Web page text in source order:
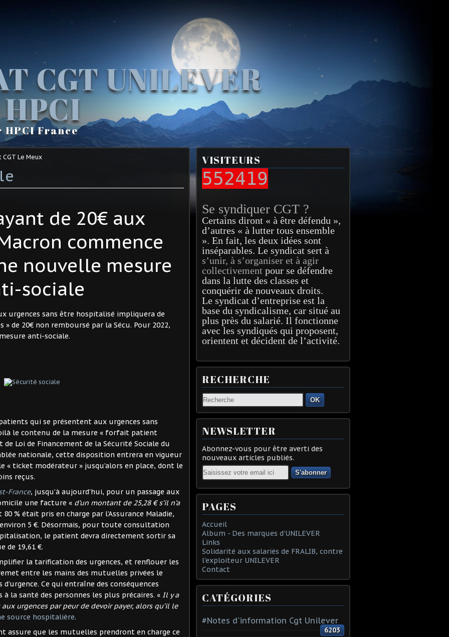
CGT UNILEVER
HPCI France
CGT Le Meux
de 20€ aux
commence
nouvelle mesure
sociale
urgences sans être hospitalisé impliquera de
de 20€ non remboursé par la Sécu. Pour 2022,
anti-sociale.
qui se présentent aux urgences sans
le contenu de la mesure « forfait patient
Loi de Financement de la Sécurité Sociale du
nationale, cette disposition entrera en vigueur
« ticket modérateur » jusqu’alors en place, dont le
reçus.
France, jusqu’à aujourd’hui, pour un passage aux
une facture « d’un montant de 25,28 € s’il n’a
% était pris en charge par l’Assurance Maladie,
5 €. Désormais, pour toute consultation
le patient devra directement sortir sa
de 19,61 €.
la tarification des urgences, et renflouer les
entre les mains des mutuelles privées le
Ce qui entraîne des conséquences
la santé des personnes les plus précaires. « Il y a
urgences par peur de devoir payer, alors qu’il le
source hospitalière.
assure que les mutuelles prendront en charge ce
VISITEURS
552419
Se syndiquer CGT ?
Certains diront « à être défendu »,
d’autres « à lutter tous ensemble
». En fait, les deux idées sont
inséparables. Le syndicat sert à
s’unir, à s’organiser et à agir
collectivement pour se défendre
dans la lutte des classes et
conquérir de nouveaux droits.
Le syndicat d’entreprise est la
base du syndicalisme, car situé au
plus près du salarié. Il fonctionne
avec les syndiqués qui proposent,
orientent et décident de l’activité.
RECHERCHE
OK
NEWSLETTER
Abonnez-vous pour être averti des
nouveaux articles publiés.
Email
PAGES
Accueil
Album - Des marques d'UNILEVER
Links
Solidarité aux salariés de FRALIB, contre
l'exploiteur UNILEVER
Contact
CATÉGORIES
#Notes d'information Cgt Unilever
6203